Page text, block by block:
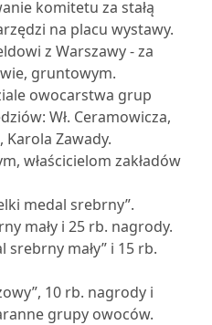
komitetu za stałą
na placu wystawy.
z Warszawy - za
gruntowym.
owocarstwa grup
Wł. Ceramowicza,
Karola Zawady.
właścicielom zakładów
medal srebrny”.
mały i 25 rb. nagrody.
srebrny mały” i 15 rb.
10 rb. nagrody i
grupy owoców.